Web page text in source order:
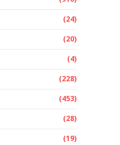
(24)
(20)
(4)
(228)
(453)
(28)
(19)